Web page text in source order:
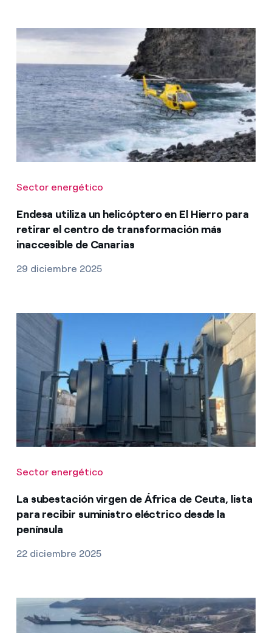
Sector energético
Endesa utiliza un helicóptero en El Hierro para
retirar el centro de transformación más
inaccesible de Canarias
29 diciembre 2025
Sector energético
La subestación virgen de África de Ceuta, lista
para recibir suministro eléctrico desde la
península
22 diciembre 2025